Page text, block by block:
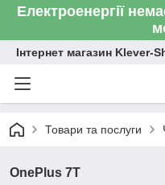
Електроенергії
Інтернет магазин Klever-
Товари та послуги
OnePlus 7T